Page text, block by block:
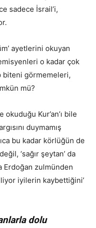
sadece İsrail’i,
ayetlerini okuyan
o kadar çok
biteni görmemeleri,
mü?
okuduğu Kur’an’ı bile
duymamış
bu kadar körlüğün de
‘sağır şeytan’ da
Erdoğan zulmünden
iyilerin kaybettiğini’
dolu